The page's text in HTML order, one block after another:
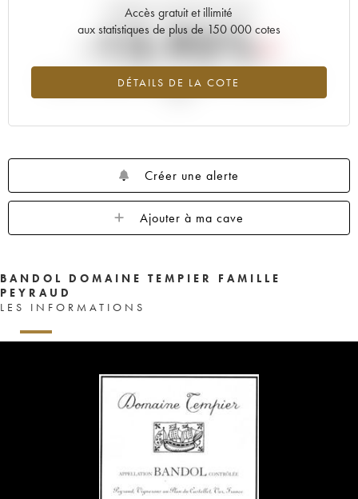
Accès gratuit et illimité
aux statistiques de plus de 150 000 cotes
DÉTAILS DE LA COTE
Tendance actuelle de la cote
-13.95%
Tendance à la baisse du millésime 1988 en 2026 par rapport à
Créer une alerte
Ajouter à ma cave
BANDOL DOMAINE TEMPIER FAMILLE
PEYRAUD
LES INFORMATIONS